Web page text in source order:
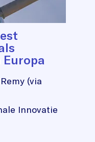
(via
Innovatie